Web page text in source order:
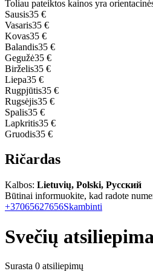
Toliau pateiktos kainos yra
Sausis35 €
Vasaris35 €
Kovas35 €
Balandis35 €
Gegužė35 €
Birželis35 €
Liepa35 €
Rugpjūtis35 €
Rugsėjis35 €
Spalis35 €
Lapkritis35 €
Gruodis35 €
Ričardas
Kalbos: Lietuvių, Polski, Русский
Būtinai informuokite, kad radote
+37065627656Skambinti
Svečių
Surasta 0 atsiliepimų